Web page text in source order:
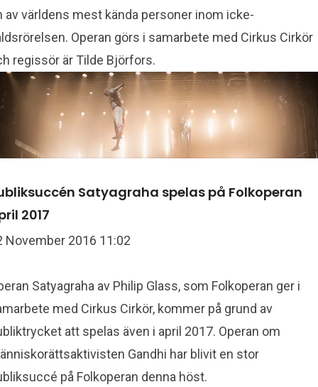
av världens mest kända personer inom icke-
Operan görs i samarbete med Cirkus Cirkör
regissör är Tilde Björfors.
Satyagraha spelas på Folkoperan
2017
November 2016 11:02
Satyagraha av Philip Glass, som Folkoperan ger i
med Cirkus Cirkör, kommer på grund av
att spelas även i april 2017. Operan om
Gandhi har blivit en stor
på Folkoperan denna höst.